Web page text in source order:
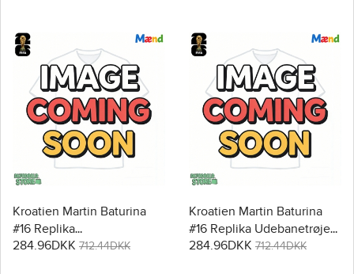
Kroatien Martin Baturina
#16 Replika
Hjemmebanetrøje VM
284.96DKK 712.44DKK
Kroatien Martin Baturina
#16 Replika Udebanetrøje
VM 2026 Kortærmet
284.96DKK 712.44DKK